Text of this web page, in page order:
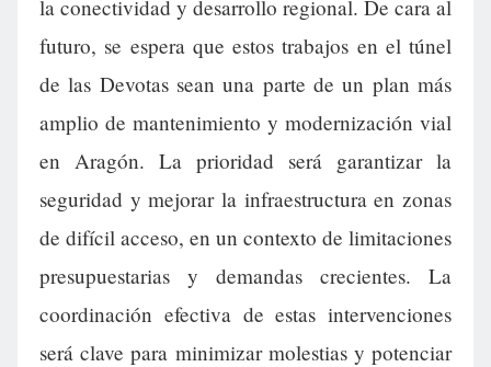
la conectividad y desarrollo regional. De cara al
futuro, se espera que estos trabajos en el túnel
de las Devotas sean una parte de un plan más
amplio de mantenimiento y modernización vial
en Aragón. La prioridad será garantizar la
seguridad y mejorar la infraestructura en zonas
de difícil acceso, en un contexto de limitaciones
presupuestarias y demandas crecientes. La
coordinación efectiva de estas intervenciones
será clave para minimizar molestias y potenciar